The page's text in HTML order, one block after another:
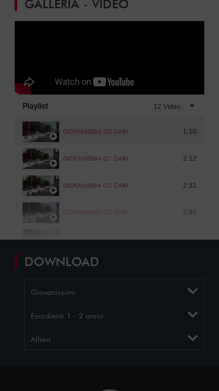
GALLERIA - VIDEO
Playlist 12 Video
GIOVANISSIMI G0 GARA 1:10
GIOVANISSIMI G1 GARA 2:12
GIOVANISSIMI G2 GARA 2:31
GIOVANISSIMI G3 GARA 2:46
GIOVANISSIMI G4 GARA 1:58
GIOVANISSIMI G5 GARA
GIOVANISSIMI G6 GARA 1:12
ESORDIENTI GARA 4:26
DOWNLOAD
Giovanissimi
Esordienti 1 - 2 anno
Allievi